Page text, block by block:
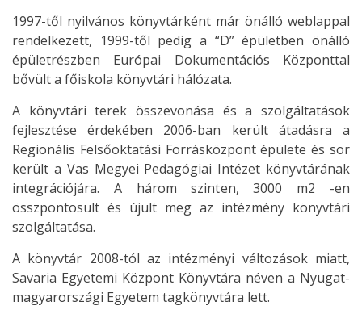
1997-től nyilvános könyvtárként már önálló weblappal
rendelkezett, 1999-től pedig a “D” épületben önálló
épületrészben Európai Dokumentációs Központtal
bővült a főiskola könyvtári hálózata.
A könyvtári terek összevonása és a szolgáltatások
fejlesztése érdekében 2006-ban került átadásra a
Regionális Felsőoktatási Forrásközpont épülete és sor
került a Vas Megyei Pedagógiai Intézet könyvtárának
integrációjára. A három szinten, 3000 m2 -en
összpontosult és újult meg az intézmény könyvtári
szolgáltatása.
A könyvtár 2008-tól az intézményi változások miatt,
Savaria Egyetemi Központ Könyvtára néven a Nyugat-
magyarországi Egyetem tagkönyvtára lett.